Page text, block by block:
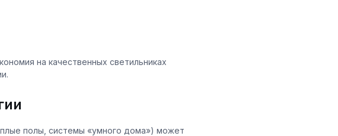
на качественных светильниках
полы, системы «умного дома») может